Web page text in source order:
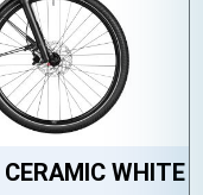
WHITE